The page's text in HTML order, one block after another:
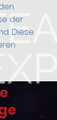
der
Diese